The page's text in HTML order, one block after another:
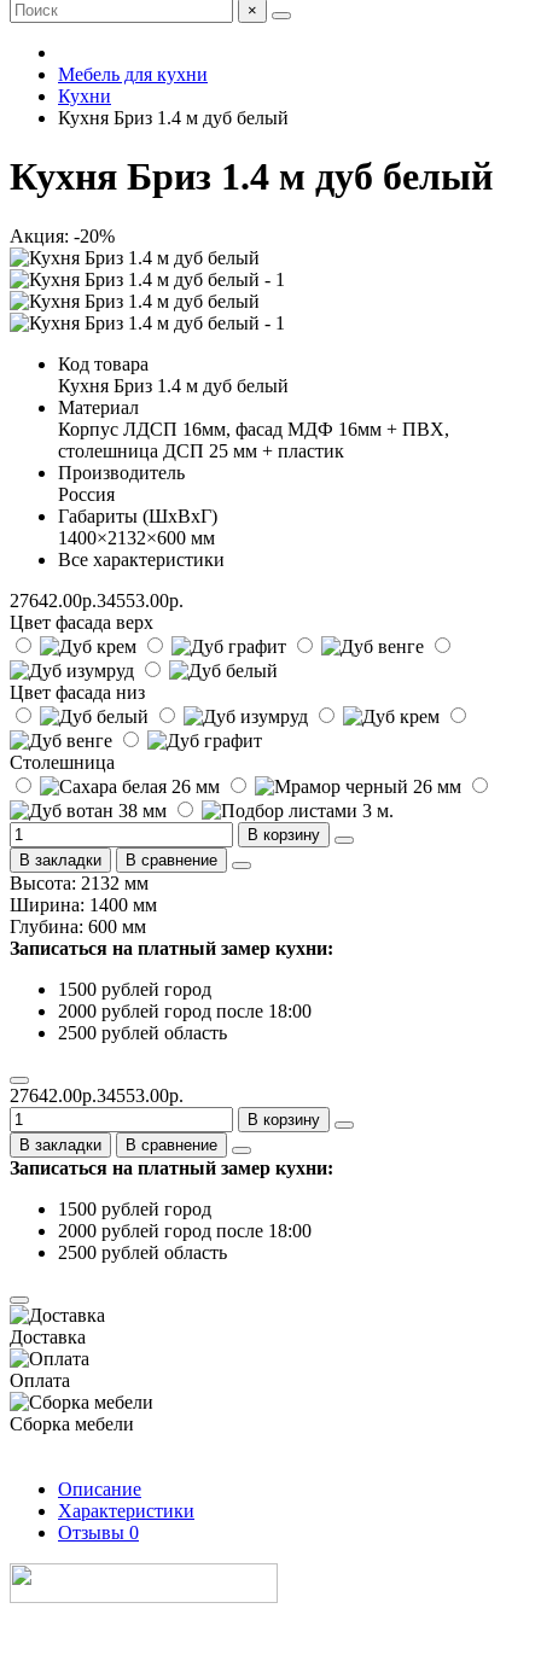
×
Мебель для кухни
Кухни
Кухня Бриз 1.4 м дуб белый
Кухня Бриз 1.4 м дуб белый
Акция: -20%
Код товара
Кухня Бриз 1.4 м дуб белый
Материал
Корпус ЛДСП 16мм, фасад МДФ 16мм + ПВХ,
столешница ДСП 25 мм + пластик
Производитель
Россия
Габариты (ШхВхГ)
1400×2132×600 мм
Все характеристики
27642.00р.34553.00р.
Цвет фасада верх
Цвет фасада низ
Столешница
В корзину
В закладки
В сравнение
Высота: 2132 мм
Ширина: 1400 мм
Глубина: 600 мм
Записаться на платный замер кухни:
1500 рублей город
2000 рублей город после 18:00
2500 рублей область
27642.00р.34553.00р.
В корзину
В закладки
В сравнение
Записаться на платный замер кухни:
1500 рублей город
2000 рублей город после 18:00
2500 рублей область
Доставка
Оплата
Сборка мебели
Описание
Характеристики
Отзывы 0